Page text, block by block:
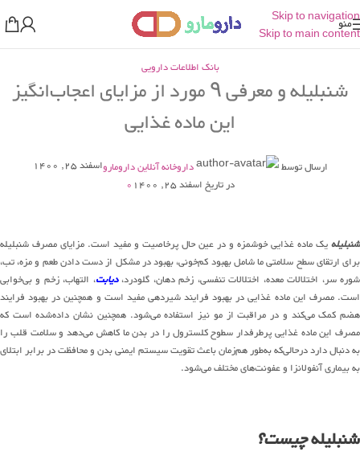
Skip to navigation
Skip to main content
منو
بانک اطلاعات دارویی
شنبلیله و معرفی ۹ مورد از مزایای اعجاب‌انگیز
این ماده غذایی
ارسال توسط داروخانه آنلاین دارومارواسفند 25, 1400
در تاریخ اسفند 25, 1400
0
شنبلیلهیک ماده غذایی خوشمزه و در عین حال پرخاصیت و مفید است. مزایای مصرف شنبلیله
برای ارتقای سطح سلامتی ما شامل بهبود کم‌خونی، بهبود در مشکل از دست دادن طعم و مزه، تب،
شوره سر، اختلالات معده، اختلالات تنفسی، زخم دهان، گلودرد،دیابت، التهاب، زخم و بی‌خوابی
است. مصرف این ماده غذایی در بهبود فرایند شیردهی مفید است و همچنین در بهبود فرایند
هضم کمک می‌کند و در مراقبت از مو نیز استفاده می‌شود. همچنین نشان داده‌شده است که
مصرف این ماده غذایی پرطرفدار سطوح کلسترول را در بدن ما کاهش می‌دهد و سلامت قلب را
به دنبال دارد درحالی‌که به‌طور هم‌زمان باعث تقویت سیستم ایمنی بدن و محافظت در برابر ابتلای
به بیماری آنفولانزا و عفونت‌های مختلف می‌شود.
شنبلیلهچیست؟